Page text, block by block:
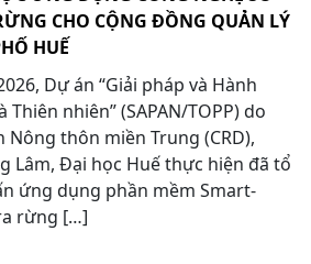
CHO CỘNG ĐỒNG QUẢN LÝ
HUẾ
Dự án “Giải pháp và Hành
nhiên” (SAPAN/TOPP) do
thôn miền Trung (CRD),
Lâm, Đại học Huế thực hiện đã tổ
ứng dụng phần mềm Smart-
rừng […]